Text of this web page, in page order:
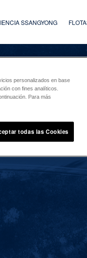
SSANGYONG
personalizados en base
con fines analíticos.
Para más
todas las Cookies